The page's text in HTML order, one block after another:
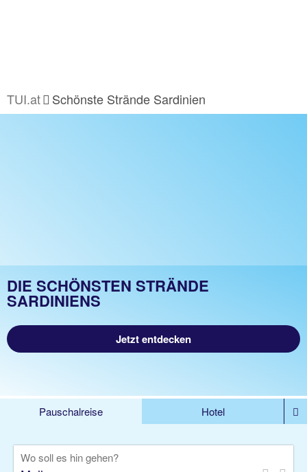
TUI.at Schönste Strände Sardinien
DIE SCHÖNSTEN STRÄNDE
SARDINIENS
Jetzt entdecken
Pauschalreise
Hotel
Rundreise
Kreuzfahrt
Wo soll es hin gehen?